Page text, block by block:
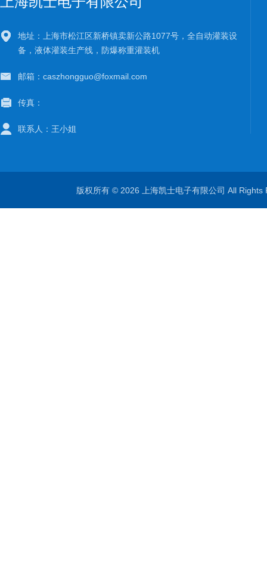
地址：上海市松江区新桥镇卖新公路1077号，全自动灌装设
备，液体灌装生产线，防爆称重灌装机
邮箱：caszhongguo@foxmail.com
传真：
联系人：王小姐
版权所有 © 2026 上海凯士电子有限公司 All